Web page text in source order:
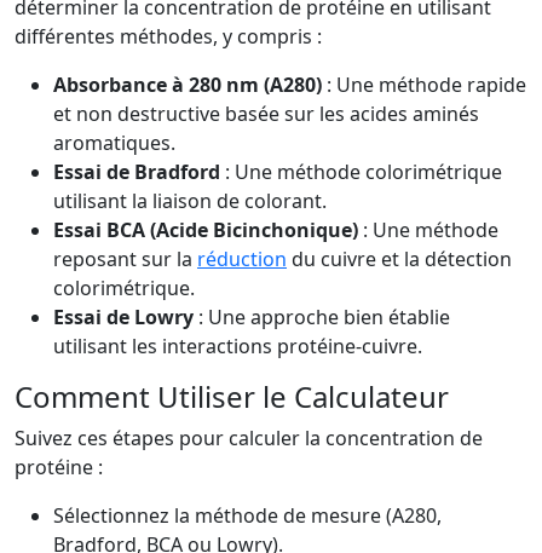
déterminer la concentration de protéine en utilisant
différentes méthodes, y compris :
Absorbance à 280 nm (A280) : Une méthode rapide
et non destructive basée sur les acides aminés
aromatiques.
Essai de Bradford : Une méthode colorimétrique
utilisant la liaison de colorant.
Essai BCA (Acide Bicinchonique) : Une méthode
reposant sur la réduction du cuivre et la détection
colorimétrique.
Essai de Lowry : Une approche bien établie
utilisant les interactions protéine-cuivre.
Comment Utiliser le Calculateur
Suivez ces étapes pour calculer la concentration de
protéine :
Sélectionnez la méthode de mesure (A280,
Bradford, BCA ou Lowry).